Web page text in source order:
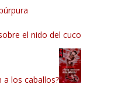
el nido del cuco
a los caballos?